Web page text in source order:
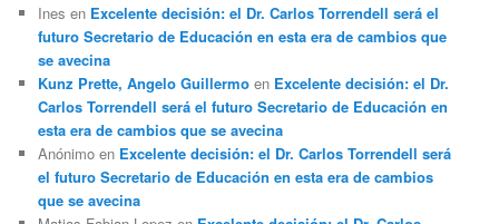
Ines en Excelente decisión: el Dr. Carlos Torrendell será el
futuro Secretario de Educación en esta era de cambios que
se avecina
Kunz Prette, Angelo Guillermo en Excelente decisión: el Dr.
Carlos Torrendell será el futuro Secretario de Educación en
esta era de cambios que se avecina
Anónimo en Excelente decisión: el Dr. Carlos Torrendell será
el futuro Secretario de Educación en esta era de cambios
que se avecina